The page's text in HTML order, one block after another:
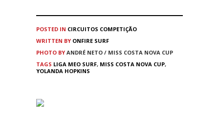
POSTED IN CIRCUITOS COMPETIÇÃO
WRITTEN BY ONFIRE SURF
PHOTO BY ANDRÉ NETO / MISS COSTA NOVA CUP
TAGS LIGA MEO SURF, MISS COSTA NOVA CUP,
YOLANDA HOPKINS